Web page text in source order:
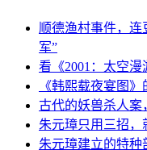
顺德渔村事件，连
军”
看《2001：太空漫
《韩熙载夜宴图
古代的妖兽杀人案
朱元璋只用三招，
朱元璋建立的特种